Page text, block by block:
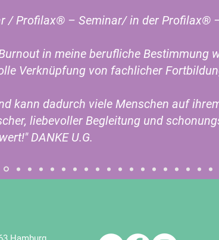
/ Profilax® – Seminar/ in der Profilax®
in meine berufliche Bestimmung
Verknüpfung von fachlicher
kann dadurch viele Menschen auf
liebevoller Begleitung und
DANKE U.G.